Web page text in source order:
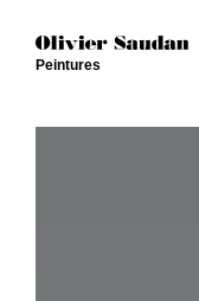
Peintures